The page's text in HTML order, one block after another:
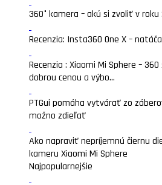
360° kamera – akú si zvoliť v roku
Recenzia: Insta360 One X –
Recenzia : Xiaomi Mi Sphere –
dobrou cenou a výbo...
PTGui pomáha vytvárať zo
možno zdieľať
Ako napraviť nepríjemnú čiernu
kameru Xiaomi Mi Sphere
Najpopularnejšie